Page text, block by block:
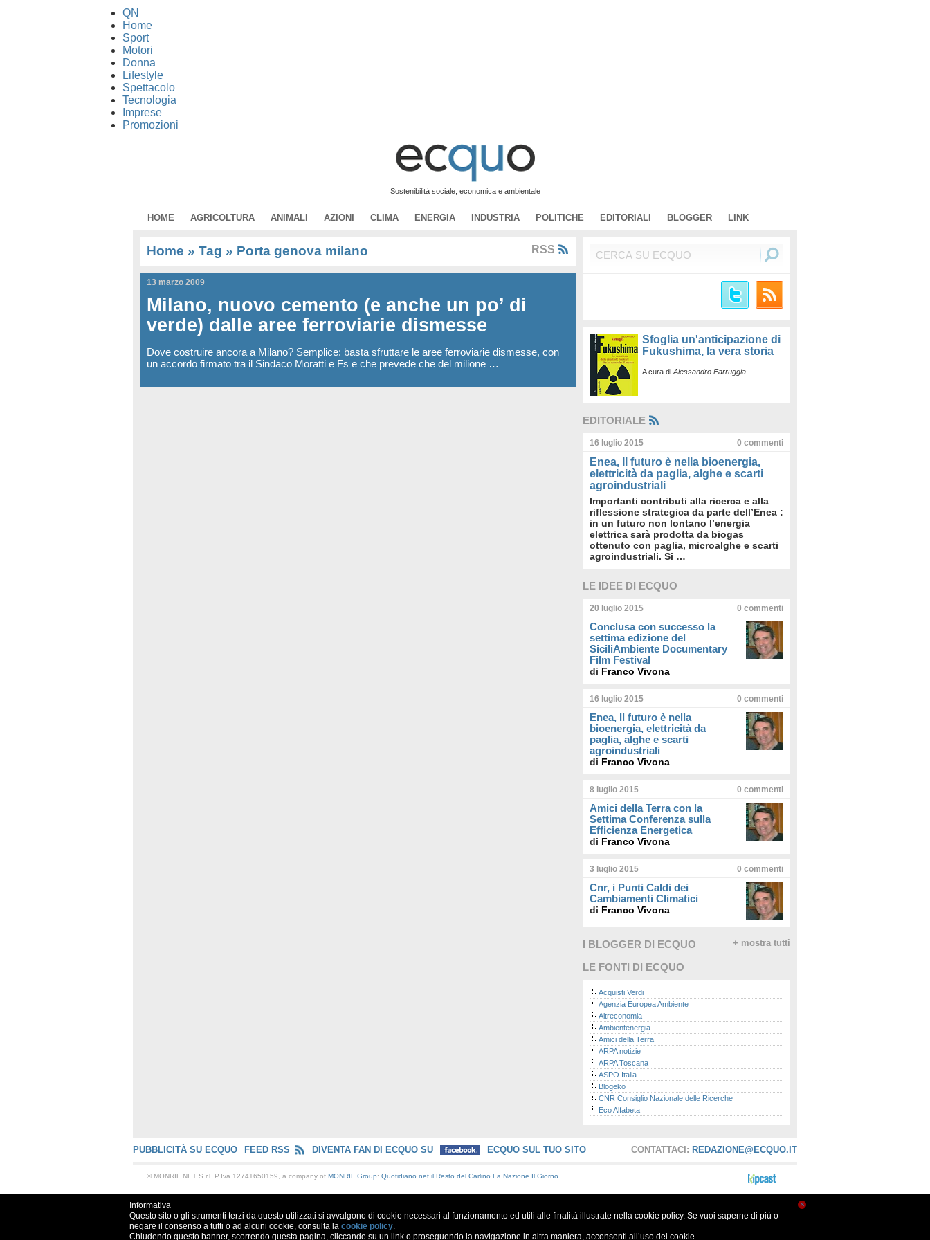
QN
Home
Sport
Motori
Donna
Lifestyle
Spettacolo
Tecnologia
Imprese
Promozioni
Sostenibilità sociale, economica e ambientale
HOME AGRICOLTURA ANIMALI AZIONI CLIMA ENERGIA INDUSTRIA POLITICHE EDITORIALI BLOGGER LINK
Home » Tag » Porta genova milano RSS
13 marzo 2009
Milano, nuovo cemento (e anche un po’ di
verde) dalle aree ferroviarie dismesse
Dove costruire ancora a Milano? Semplice: basta sfruttare le aree ferroviarie dismesse, con
un accordo firmato tra il Sindaco Moratti e Fs e che prevede che del milione …
Sfoglia un'anticipazione di
Fukushima, la vera storia
A cura di Alessandro Farruggia
EDITORIALE
16 luglio 2015 0 commenti
Enea, Il futuro è nella bioenergia,
elettricità da paglia, alghe e scarti
agroindustriali
Importanti contributi alla ricerca e alla
riflessione strategica da parte dell’Enea :
in un futuro non lontano l’energia
elettrica sarà prodotta da biogas
ottenuto con paglia, microalghe e scarti
agroindustriali. Si …
LE IDEE DI ECQUO
20 luglio 2015 0 commenti
Conclusa con successo la
settima edizione del
SiciliAmbiente Documentary
Film Festival
di Franco Vivona
16 luglio 2015 0 commenti
Enea, Il futuro è nella
bioenergia, elettricità da
paglia, alghe e scarti
agroindustriali
di Franco Vivona
8 luglio 2015 0 commenti
Amici della Terra con la
Settima Conferenza sulla
Efficienza Energetica
di Franco Vivona
3 luglio 2015 0 commenti
Cnr, i Punti Caldi dei
Cambiamenti Climatici
di Franco Vivona
I BLOGGER DI ECQUO + mostra tutti
LE FONTI DI ECQUO
Acquisti Verdi
Agenzia Europea Ambiente
Altreconomia
Ambientenergia
Amici della Terra
ARPA notizie
ARPA Toscana
ASPO Italia
Blogeko
CNR Consiglio Nazionale delle Ricerche
Eco Alfabeta
Eco Radio
Greenpeace
ISPRA - Istituto Superiore per la Protezione e la
La nuova Ecologia
CONTATTACI: REDAZIONE@ECQUO.IT
PUBBLICITÀ SU ECQUO FEED RSS DIVENTA FAN DI ECQUO SU ECQUO SUL TUO SITO
© MONRIF NET S.r.l. P.Iva 12741650159, a company of MONRIF Group: Quotidiano.net il Resto del Carlino La Nazione Il Giorno
×
Informativa
Questo sito o gli strumenti terzi da questo utilizzati si avvalgono di cookie necessari al funzionamento ed utili alle finalità illustrate nella cookie policy. Se vuoi saperne di più o
negare il consenso a tutti o ad alcuni cookie, consulta la cookie policy.
Chiudendo questo banner, scorrendo questa pagina, cliccando su un link o proseguendo la navigazione in altra maniera, acconsenti all’uso dei cookie.